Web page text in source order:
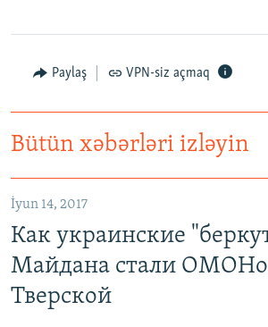
Paylaş VPN-siz açmaq
Bütün xəbərləri izləyin
İyun 14, 2017
Как украинские
Майдана стали
Тверской